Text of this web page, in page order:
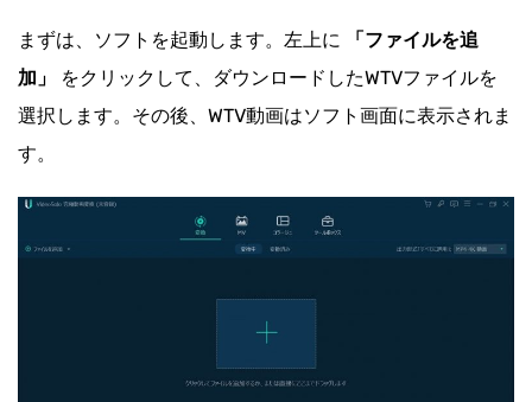
まずは、ソフトを起動します。左上に
「ファイルを追
加」
をクリックして、ダウンロードしたWTVファイルを
選択します。その後、WTV動画はソフト画面に表示されま
す。